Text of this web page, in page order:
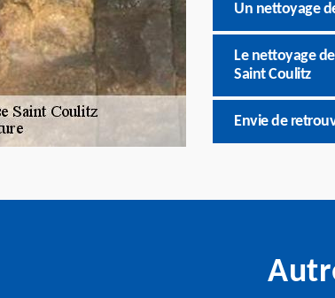
Un nettoyage
Le nettoyage
Saint Coulitz
Envie de